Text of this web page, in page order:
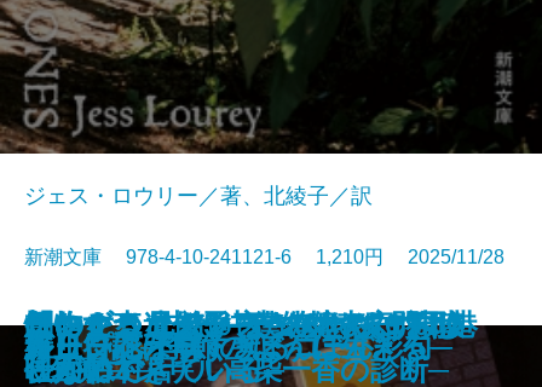
アルネの事件簿─Strange life─
離婚弁護士 松岡紬
僕の人生には事件が起きない
春画で見るお江戸風俗考
「おかえり」と言える、その日ま
で─山岳遭難捜索の現場から─
僕の女を探しているんだ
かれが最後に書いた本
食いしん坊発明家
サンセット・パーク
怪物の森─未解決事件捜査官ヴァ
ン・リード─
ジェス・ロウリー／著、北綾子／訳
新潮文庫 978-4-10-241121-6 1,210円 2025/11/28
終止符には早すぎる
コンビニ兄弟5─テンダネス門司港
こがね村店─
このクリニックはつぶれます！2
─医療コンサル高柴一香の診断─
新しい花が咲く─ぼんぼん彩句─
創作する遺伝子─僕の体の70％は
映画でできている─
ループ・オブ・ザ・コード
想いをつなぐメス─俺たちは神じ
ゃない3─
ガリンペイロ
ほおずき、きゅっ─みとや・お瑛
仕入帖─
好日日記─季節のように生きる─